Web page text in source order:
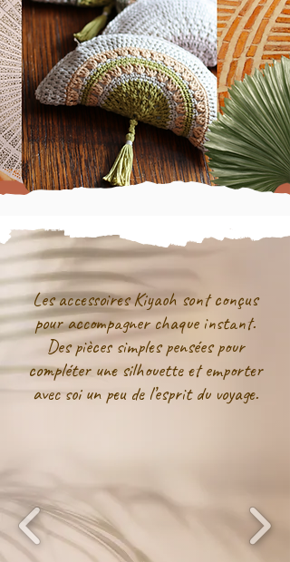
Les accessoires Kiyaoh sont conçus
pour accompagner chaque instant.
Des pièces simples pensées pour
compléter une silhouette et emporter
avec soi un peu de l’esprit du voyage.